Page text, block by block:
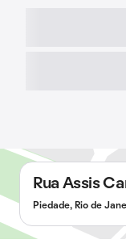
Rua Assis
Piedade, Rio de